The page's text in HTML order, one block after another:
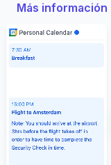
Más información